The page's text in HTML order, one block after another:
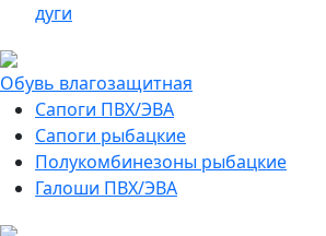
дуги
Обувь влагозащитная
Сапоги ПВХ/ЭВА
Сапоги рыбацкие
Полукомбинезоны рыбацкие
Галоши ПВХ/ЭВА